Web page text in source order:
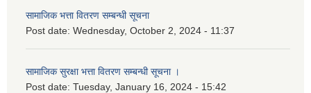
सामाजिक भत्ता वितरण सम्बन्धी सूचना
Post date: Wednesday, October 2, 2024 - 11:37
सामाजिक सुरक्षा भत्ता वितरण सम्बन्धी सूचना ।
Post date: Tuesday, January 16, 2024 - 15:42